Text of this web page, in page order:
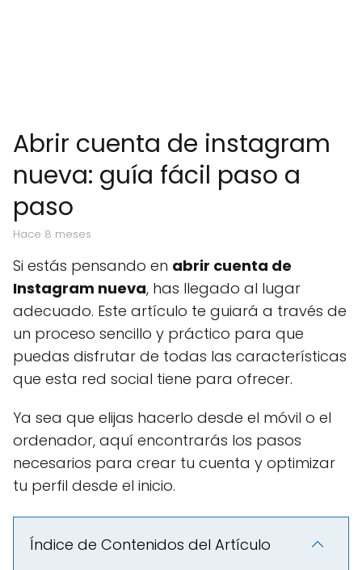
Abrir cuenta de instagram
nueva: guía fácil paso a
paso
hace 8 meses
Si estás pensando en abrir cuenta de
Instagram nueva, has llegado al lugar
adecuado. Este artículo te guiará a través de
un proceso sencillo y práctico para que
puedas disfrutar de todas las características
que esta red social tiene para ofrecer.
Ya sea que elijas hacerlo desde el móvil o el
ordenador, aquí encontrarás los pasos
necesarios para crear tu cuenta y optimizar
tu perfil desde el inicio.
Índice de Contenidos del Artículo